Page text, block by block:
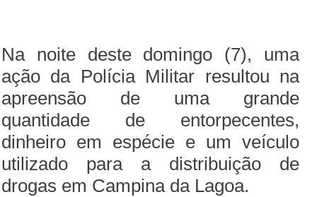
Na noite deste domingo (7), uma
ação da Polícia Militar resultou na
apreensão de uma grande
quantidade de entorpecentes,
dinheiro em espécie e um veículo
utilizado para a distribuição de
drogas em Campina da Lagoa.